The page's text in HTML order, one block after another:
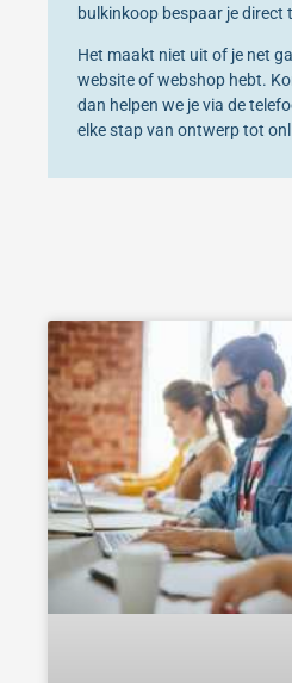
bulkinkoop bespaar je direct
Het maakt niet uit of je net
website of webshop hebt.
dan helpen we je via de
elke stap van ontwerp tot